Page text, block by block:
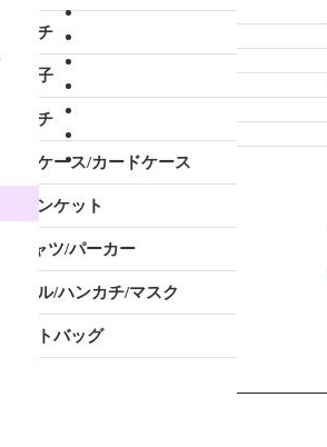
2
202
LIVE 202
煙の石
ピンチ
お菓子
ポーチ
名刺ケース/カードケース
ブランケット
Tシャツ/パーカー
タオル/ハンカチ/マスク
トートバッグ